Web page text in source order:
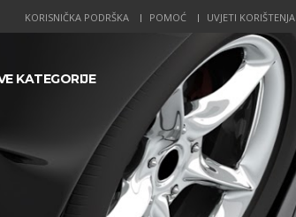
KORISNIČKA PODRŠKA POMOĆ UVJETI KORIŠTENJA
KATEGORIJE